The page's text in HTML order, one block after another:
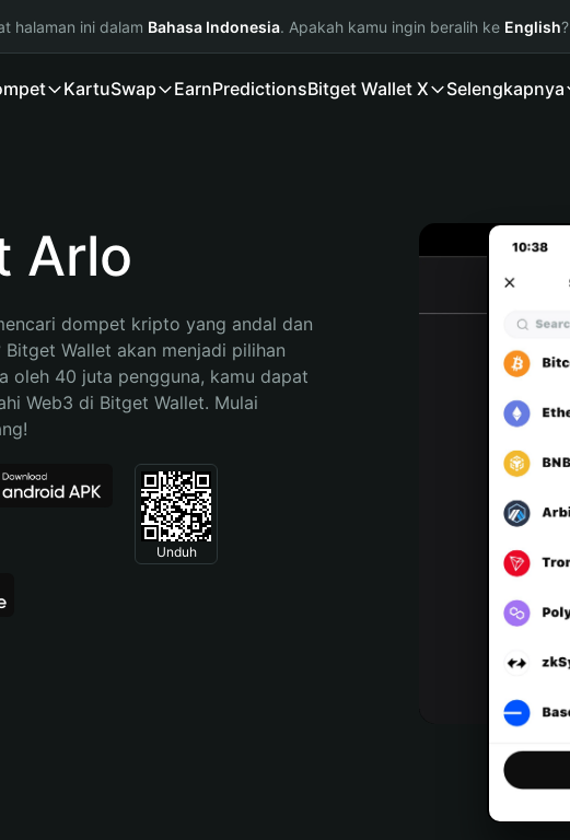
halaman ini dalam Bahasa Indonesia. Apakah kamu ingin beralih ke English?
KartuSwap EarnPredictionsBitget Wallet X Selengkapnya
Arlo
dompet kripto yang andal dan
Wallet akan menjadi pilihan
oleh 40 juta pengguna, kamu dapat
Web3 di Bitget Wallet. Mulai
Unduh